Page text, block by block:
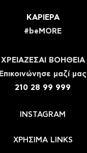
ΚΑΡΙΕΡΑ
#beMORE
ΧΡΕΙΑΖΕΣΑΙ ΒΟΗΘΕΙΑ
Eπικοινώνησε μαζί μας
210 28 99 999
INSTAGRAM
ΧΡΗΣΙΜΑ LINKS